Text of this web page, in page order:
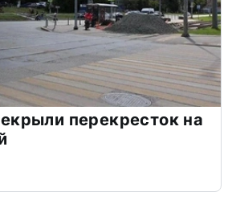
перекресток на